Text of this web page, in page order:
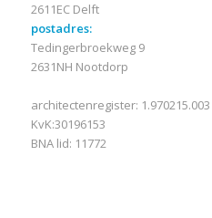
2611EC Delft
postadres:
Tedingerbroekweg 9
2631NH Nootdorp
architectenregister: 1.970215.003
KvK:30196153
BNA lid: 11772